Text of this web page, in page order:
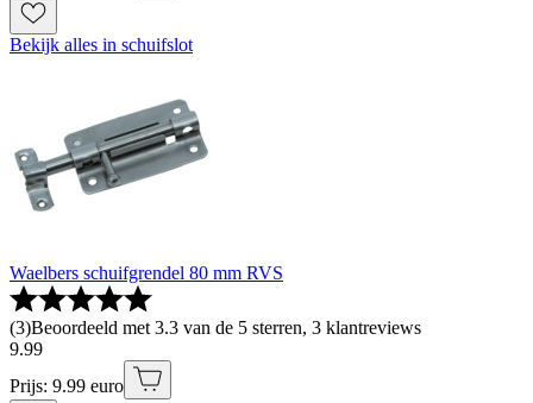
Bekijk alles in schuifslot
Waelbers schuifgrendel 80 mm RVS
(3)Beoordeeld met 3.3 van de 5 sterren, 3 klantreviews
9.99
Prijs: 9.99 euro